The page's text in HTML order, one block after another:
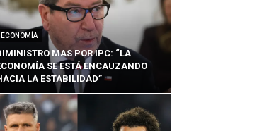
ECONOMÍA
MAS POR IPC: “LA
SE ESTÁ ENCAUZANDO
LA ESTABILIDAD”